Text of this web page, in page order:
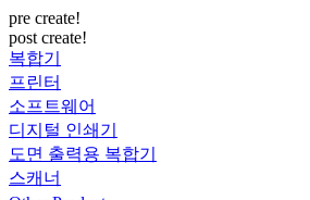
pre create!
post create!
복합기
프린터
소프트웨어
디지털 인쇄기
도면 출력용 복합기
스캐너